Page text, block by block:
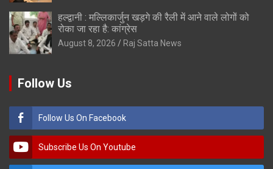
हल्द्वानी : मल्लिकार्जुन खड़गे की रैली में आने वाले लोगों को
रोका जा रहा है: कांग्रेस
August 8, 2026 Raj Satta News
Follow Us
Follow Us On Facebook
Subscribe Us On Youtube